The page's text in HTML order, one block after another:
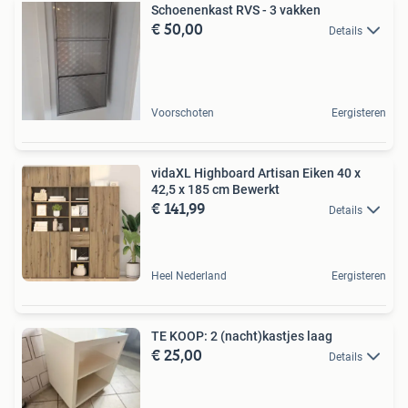
Schoenenkast RVS - 3 vakken
€ 50,00 Details
Voorschoten Eergisteren
vidaXL Highboard Artisan Eiken 40 x
42,5 x 185 cm Bewerkt
€ 141,99 Details
Heel Nederland Eergisteren
TE KOOP: 2 (nacht)kastjes laag
€ 25,00 Details